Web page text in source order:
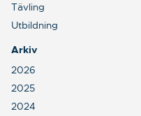
Tävling
Utbildning
Arkiv
2026
2025
2024